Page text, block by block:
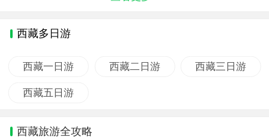
西藏多日游
西藏一日游 西藏二日游 西藏三日游
西藏五日游
西藏旅游全攻略